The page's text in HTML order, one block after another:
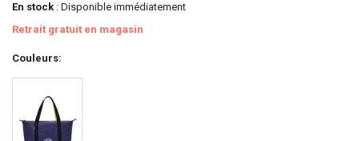
En stock : Disponible immédiatement
Retrait gratuit en magasin
Couleurs